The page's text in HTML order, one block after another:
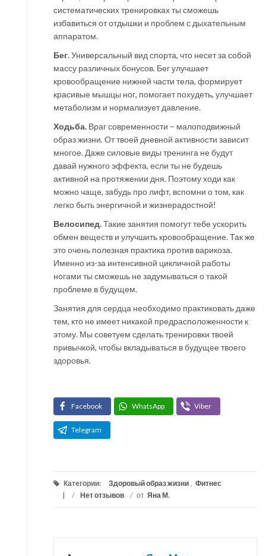
систематических тренировках ты сможешь
избавиться от отдышки и проблем с дыхательным
аппаратом.
Бег.Универсальный вид спорта, что несет за собой
массу различных бонусов. Бег улучшает
кровообращение нижней части тела, формирует
красивые мышцы ног, помогает похудеть, улучшает
метаболизм и нормализует давление.
Ходьба. Враг современности – малоподвижный
образ жизни. От твоей дневной активности зависит
многое. Даже силовые виды тренинга не будут
давай нужного эффекта, если ты не будешь
активной на протяжении дня. Поэтому ходи как
можно чаще, забудь про лифт, вспомни о том, как
легко быть энергичной и жизнерадостной!
Велосипед.Такие занятия помогут тебе ускорить
обмен веществ и улучшить кровообращение. Так же
это очень полезная практика против варикоза.
Именно из-за интенсивной цикличной работы
ногами ты сможешь не задумываться о такой
проблеме в будущем.
Занятия для сердца необходимо практиковать даже
тем, кто не имеет никакой предрасположенности к
этому. Мы советуем сделать тренировки твоей
привычкой, чтобы вкладываться в будущее твоего
здоровья.
Facebook WhatsApp Viber
Telegram
Категории: Здоровый образ жизни , Фитнес
/
Нет отзывов / от Яна М.